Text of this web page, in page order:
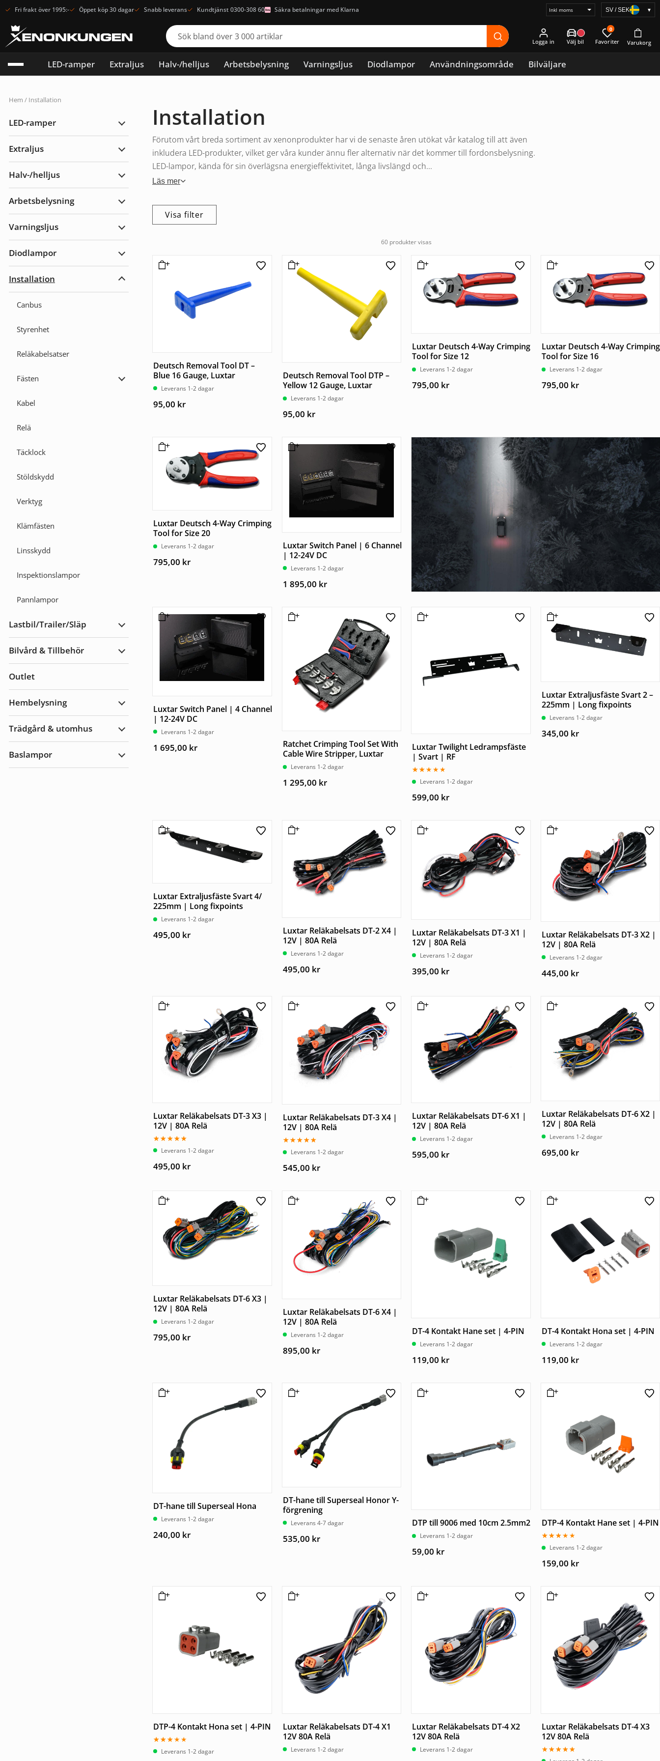
Fri frakt över 1995:- Öppet köp 30 dagar Snabb leverans Kundtjänst 0300-308 60 Säkra betalningar med Klarna
Välj
SV / SEK ▾
Logga in
0
LED-ramper Extraljus Halv-/helljus Arbetsbelysning Varningsljus Diodlampor Användningsområde Bilväljare
Hem / Installation
LED-ramper
Expandera
Extraljus
Expandera
Halv-/helljus
Expandera
Halv-/helljus
Arbetsbelysning
Expandera
Arbetsbelysning
Varningsljus
Expandera
Diodlampor
Expandera
Installation
Expandera
Canbus
Styrenhet
Reläkabelsatser
Fästen
Expandera
Kabel
Relä
Täcklock
Stöldskydd
Verktyg
Klämfästen
Linsskydd
Inspektionslampor
Pannlampor
Lastbil/Trailer/Släp
Expandera
Lastbil/Trailer/Släp
Bilvård & Tillbehör
Expandera
Outlet
Hembelysning
Expandera
Hembelysning
Trädgård & utomhus
Expandera
utomhus
Baslampor
Expandera
Installation
Förutom vårt breda sortiment av xenonprodukter har vi de senaste åren utökat vår katalog till att även
inkludera LED-produkter, vilket ger våra kunder ännu fler alternativ när det kommer till fordonsbelysning.
LED-lampor, kända för sin överlägsna energieffektivitet, långa livslängd och...
Läs mer
Visa filter
60 produkter visas
Deutsch Removal Tool DT –
Blue 16 Gauge, Luxtar
Leverans 1-2 dagar
95,00 kr
Deutsch Removal Tool DTP –
Yellow 12 Gauge, Luxtar
Leverans 1-2 dagar
95,00 kr
Luxtar Deutsch 4-Way Crimping
Tool for Size 12
Leverans 1-2 dagar
795,00 kr
Luxtar Deutsch 4-Way Crimping
Tool for Size 16
Leverans 1-2 dagar
795,00 kr
Luxtar Deutsch 4-Way Crimping
Tool for Size 20
Leverans 1-2 dagar
795,00 kr
Luxtar Switch Panel | 6 Channel
| 12-24V DC
Leverans 1-2 dagar
1 895,00 kr
Luxtar Switch Panel | 4 Channel
| 12-24V DC
Leverans 1-2 dagar
1 695,00 kr
Ratchet Crimping Tool Set With
Cable Wire Stripper, Luxtar
Leverans 1-2 dagar
1 295,00 kr
Luxtar Twilight Ledrampsfäste
| Svart | RF
Betygsatt
2.00
5
Leverans 1-2 dagar
599,00 kr
Luxtar Extraljusfäste Svart 2 –
225mm | Long fixpoints
Leverans 1-2 dagar
345,00 kr
Luxtar Extraljusfäste Svart 4/
225mm | Long fixpoints
Leverans 1-2 dagar
495,00 kr
Luxtar Reläkabelsats DT-2 X4 |
12V | 80A Relä
Leverans 1-2 dagar
495,00 kr
Luxtar Reläkabelsats DT-3 X1 |
12V | 80A Relä
Leverans 1-2 dagar
395,00 kr
Luxtar Reläkabelsats DT-3 X2 |
12V | 80A Relä
Leverans 1-2 dagar
445,00 kr
Luxtar Reläkabelsats DT-3 X3 |
12V | 80A Relä
Betygsatt
5.00Leverans 1-2 dagar
495,00 kr
Luxtar Reläkabelsats DT-3 X4 |
12V | 80A Relä
Betygsatt
5.00Leverans 1-2 dagar
545,00 kr
Luxtar Reläkabelsats DT-6 X1 |
12V | 80A Relä
Leverans 1-2 dagar
595,00 kr
Luxtar Reläkabelsats DT-6 X2 |
12V | 80A Relä
Leverans 1-2 dagar
695,00 kr
Luxtar Reläkabelsats DT-6 X3 |
12V | 80A Relä
Leverans 1-2 dagar
795,00 kr
Luxtar Reläkabelsats DT-6 X4 |
12V | 80A Relä
Leverans 1-2 dagar
895,00 kr
DT-4 Kontakt Hane set | 4-PIN
Leverans 1-2 dagar
119,00 kr
DT-4 Kontakt Hona set | 4-PIN
Leverans 1-2 dagar
119,00 kr
DT-hane till Superseal Hona
Leverans 1-2 dagar
240,00 kr
DT-hane till Superseal Honor Y-
förgrening
Leverans 4-7 dagar
535,00 kr
DTP till 9006 med 10cm 2.5mm2
Leverans 1-2 dagar
59,00 kr
DTP-4 Kontakt Hane set | 4-PIN
Betygsatt
3.00Leverans 1-2 dagar
159,00 kr
DTP-4 Kontakt Hona set | 4-PIN
Betygsatt
3.00Leverans 1-2 dagar
Luxtar Reläkabelsats DT-4 X1
12V 80A Relä
Leverans 1-2 dagar
Luxtar Reläkabelsats DT-4 X2
12V 80A Relä
Leverans 1-2 dagar
Luxtar Reläkabelsats DT-4 X3
12V 80A Relä
Betygsatt